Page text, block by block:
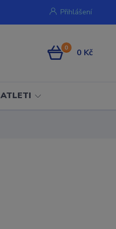
Přihlášení
0 0 Kč
ATLETI